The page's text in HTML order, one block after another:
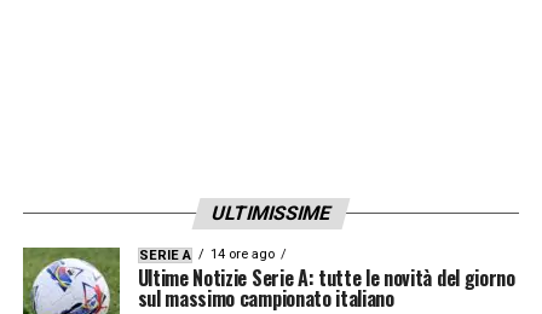
ULTIMISSIME
SERIE A 14 ore ago
Ultime Notizie Serie A: tutte le novità del giorno
sul massimo campionato italiano